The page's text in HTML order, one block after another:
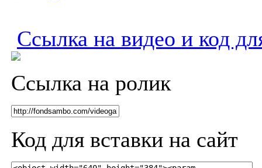
Ссылка на видео и код
Ссылка на ролик
Код для вставки на сайт